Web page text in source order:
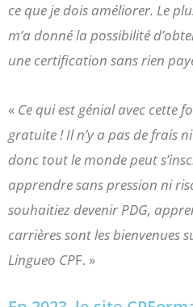
ce que je dois améliorer. Le
m’a donné la possibilité
une certification sans rien
« Ce qui est génial avec cette
gratuite ! Il n’y a pas de frais
donc tout le monde peut
apprendre sans pression ni
souhaitiez devenir PDG,
carrières sont les bienvenues
Lingueo CPF. »